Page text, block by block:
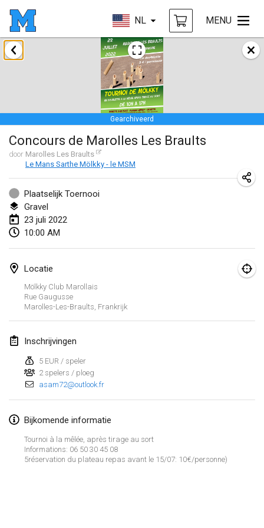
NL MENU
Gearchiveerd
Concours de Marolles Les Braults
door Marolles Les Braults
Le Mans Sarthe Mölkky - le MSM
Plaatselijk Toernooi
Gravel
23 juli 2022
10:00 AM
Locatie
Mölkky Club Marollais
Rue Gaugusse
Marolles-Les-Braults Frankrijk
Inschrijvingen
5 EUR / speler
2 spelers / ploeg
asam72@outlook.fr
Bijkomende informatie
Tournoi à la mêlée, après tirage au sort
Informations: 06 50 30 45 08
5réservation du plateau repas avant le 15/07: 10€/personne)
januari 2022
Tournoi Mixte ASPTTOM
Frankrijk
KKS Halli Duppeli
22 jan. 2022| Finland
Mölkky Tournament - Doubles
22 jan. 2022|Japan
Suomelan Mölkky-open
22 jan. 2022
The Mölkky Tournament 2nd
23 jan. 2022
februari 2022
MS v MÖLKPARKURU
4 feb. 2022
TangoMölkky
5 feb. 2022 |Finland
12 feb. 2022|Finland
Yamagata Tournament
13 feb. 2022|Japan